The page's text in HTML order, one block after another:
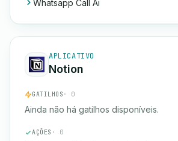
Whatsapp Call Ai
APLICATIVO
Notion
GATILHOS · 0
Ainda não há gatilhos disponíveis.
AÇÕES · 0